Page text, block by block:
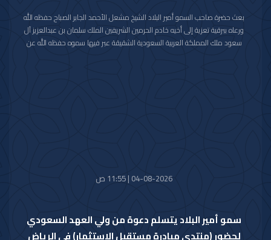
بعث حضرة صاحب السمو أمير البلاد الشيخ مشعل الأحمد الجابر الصباح حفظه الله
ورعاه ببرقية تعزية إلى أخيه خادم الحرمين الشريفين الملك سلمان بن عبدالعزيز آل
سعود ملك المملكة العربية السعودية الشقيقة عبر فيها سموه حفظه الله عن
04-08-2026 | 11:55 ص
سمو أمير البلاد يتسلم دعوة من ولي العهد السعودي
لحضور (منتدى مبادرة مستقبل الاستثمار) في الرياض